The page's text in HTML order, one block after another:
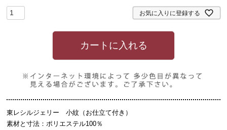
お気に入りに登録する
カートに入れる
東レシルジェリー 小紋（お仕立て付き）
素材と寸法：ポリエステル100％